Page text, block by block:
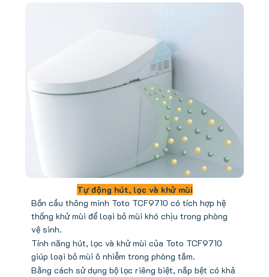
Tự động hút, lọc và khử mùi
Bồn cầu thông minh Toto TCF9710 có tích hợp hệ
thống khử mùi để loại bỏ mùi khó chịu trong phòng
vệ sinh.
Tính năng hút, lọc và khử mùi của Toto TCF9710
giúp loại bỏ mùi ô nhiễm trong phòng tắm.
Bằng cách sử dụng bộ lọc riêng biệt, nắp bệt có khả